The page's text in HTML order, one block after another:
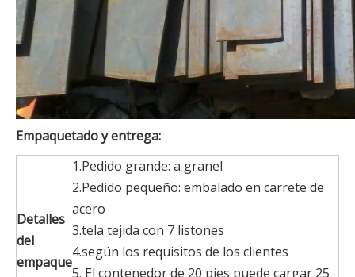
Empaquetado y entrega:
Detalles
del
empaque
1.Pedido grande: a granel
2.Pedido pequeño: embalado en carrete de
acero
3.tela tejida con 7 listones
4.según los requisitos de los clientes
5. El contenedor de 20 pies puede cargar 25